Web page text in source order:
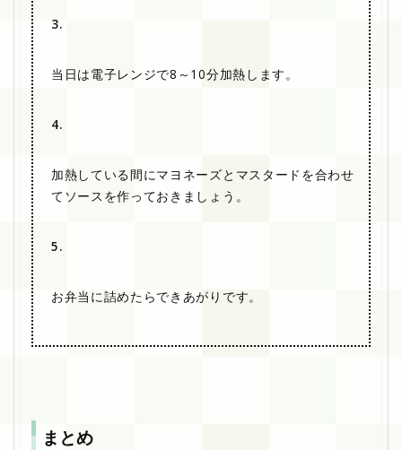
3.
当日は電子レンジで8～10分加熱します。
4.
加熱している間にマヨネーズとマスタードを合わせ
てソースを作っておきましょう。
5.
お弁当に詰めたらできあがりです。
まとめ